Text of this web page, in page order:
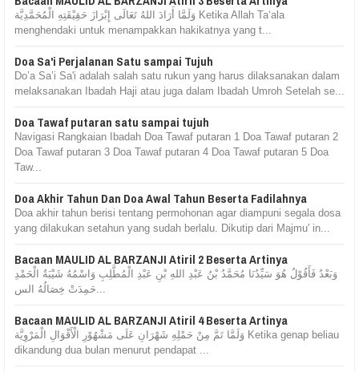
وَلَمَّا أَرَادَ اللهُ تَعَالَى إِبْرَازَ حَقِيْقَتِهِ الْمُحَمَّدِيَّة Ketika Allah Ta‘ala
menghendaki untuk menampakkan hakikatnya yang t...
Doa Sa'i Perjalanan Satu sampai Tujuh
Do’a Sa’i Sa'i adalah salah satu rukun yang harus dilaksanakan dalam
melaksanakan Ibadah Haji atau juga dalam Ibadah Umroh Setelah se...
Doa Tawaf putaran satu sampai tujuh
Navigasi Rangkaian Ibadah Doa Tawaf putaran 1 Doa Tawaf putaran 2
Doa Tawaf putaran 3 Doa Tawaf putaran 4 Doa Tawaf putaran 5 Doa
Taw...
Doa Akhir Tahun Dan Doa Awal Tahun Beserta Fadilahnya
Doa akhir tahun berisi tentang permohonan agar diampuni segala dosa
yang dilakukan setahun yang sudah berlalu. Dikutip dari Majmu' in...
Bacaan MAULID AL BARZANJI Atiril 2 Beserta Artinya
وَبَعْدُ فَأَقُوْلُ هُوَ سَيِّدُنَا مُحَمَّدُ بْنُ عَبْدِ اللهِ بْنِ عَبْدِ الْمُطَّلِبِ وَاسْمُهُ شَيْبَةُ الْحَمْدِ
حَمِدَتْ خِصَالُهُ الس...
Bacaan MAULID AL BARZANJI Atiril 4 Beserta Artinya
وَلَمَّا تَمَّ مِنْ حَمْلِهِ شَهْرَانِ عَلَى مَشْهُوْرِ الْأَقْوَالِ الْمَرْوِيَّة Ketika genap beliau
dikandung dua bulan menurut pendapat ...